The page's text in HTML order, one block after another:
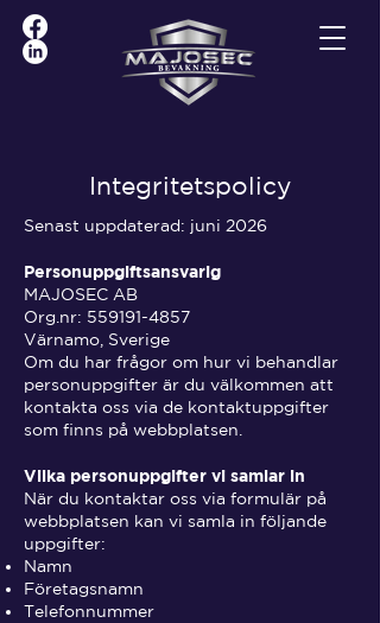
Integritetspolicy
Senast uppdaterad: juni 2026
Personuppgiftsansvarig
MAJOSEC AB
Org.nr: 559191-4857
Värnamo, Sverige
Om du har frågor om hur vi behandlar
personuppgifter är du välkommen att
kontakta oss via de kontaktuppgifter
som finns på webbplatsen.
Vilka personuppgifter vi samlar in
När du kontaktar oss via formulär på
webbplatsen kan vi samla in följande
uppgifter:
Namn
Företagsnamn
Telefonnummer